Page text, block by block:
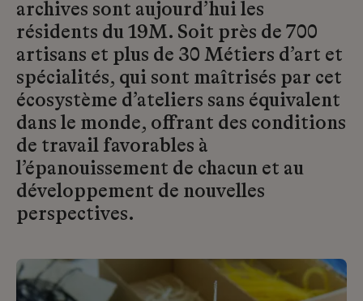
archives sont aujourd’hui les
résidents du 19M. Soit près de 700
artisans et plus de 30 Métiers d’art et
spécialités, qui sont maîtrisés par cet
écosystème d’ateliers sans équivalent
dans le monde, offrant des conditions
de travail favorables à
l’épanouissement de chacun et au
développement de nouvelles
perspectives.